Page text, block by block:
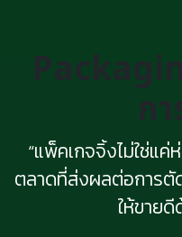
ก
“แพ็คเกจจิ้งไม่ใช่แ
ตลาดที่ส่งผลต่อการตั
ให้ขาย